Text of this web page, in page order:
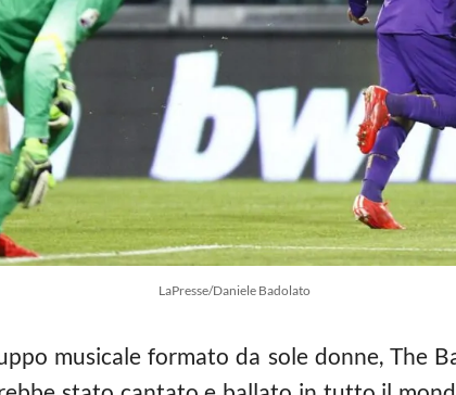
LaPresse/Daniele Badolato
musicale formato da sole donne, The